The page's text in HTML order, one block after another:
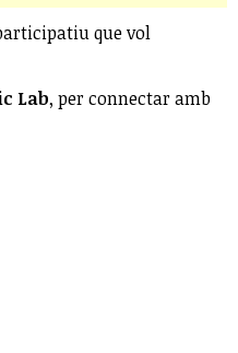
que vol
Lab, per connectar amb